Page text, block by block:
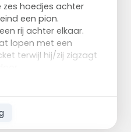
zes hoedjes achter
een pion.
rij achter elkaar.
lopen met een
terwijl hij/zij zigzagt
racket die
parcours aflegt.